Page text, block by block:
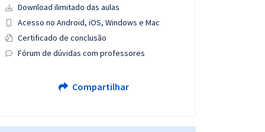
Download ilimitado das aulas
Acesso no Android, iOS, Windows e Mac
Certificado de conclusão
Fórum de dúvidas com professores
Compartilhar